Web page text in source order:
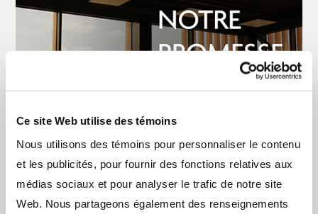
Ce site Web utilise des témoins
Nous utilisons des témoins pour personnaliser le contenu
et les publicités, pour fournir des fonctions relatives aux
médias sociaux et pour analyser le trafic de notre site
Web. Nous partageons également des renseignements
Pourquoi choisir un conseiller Assante
CI?